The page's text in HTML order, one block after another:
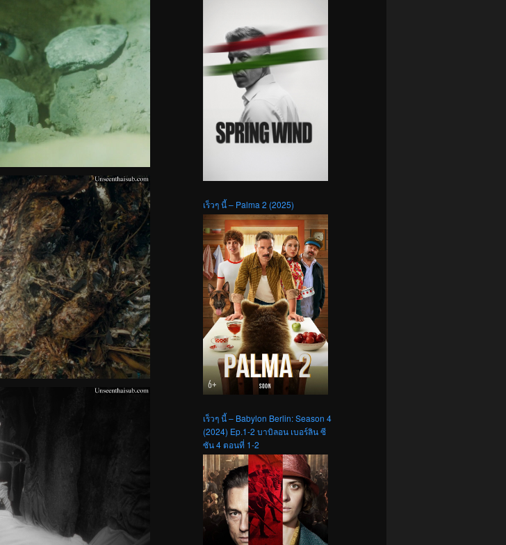
เร็วๆ นี้ – Palma 2 (2025)
เร็วๆ นี้ – Babylon Berlin: Season 4
(2024) Ep.1-2 บาบิลอน เบอร์ลิน ซี
ซัน 4 ตอนที่ 1-2